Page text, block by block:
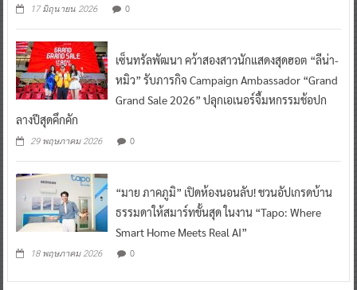
17 มิถุนายน 2026 0
เซ็นทรัลพัฒนา คว้าสองสาวนักแสดงสุดฮอต “ลีน่า-
หมิว” รับภารกิจ Campaign Ambassador “Grand
Grand Sale 2026” ปลุกเอเนอร์จี้มหกรรมช้อปก
ลางปีสุดคึกคัก
29 พฤษภาคม 2026 0
“มาย ภาคภูมิ” เปิดห้องนอนลับ! ชวนอัปเกรดบ้าน
ธรรมดาให้สมาร์ทขั้นสุด ในงาน “Tapo: Where
Smart Home Meets Real AI”
18 พฤษภาคม 2026 0